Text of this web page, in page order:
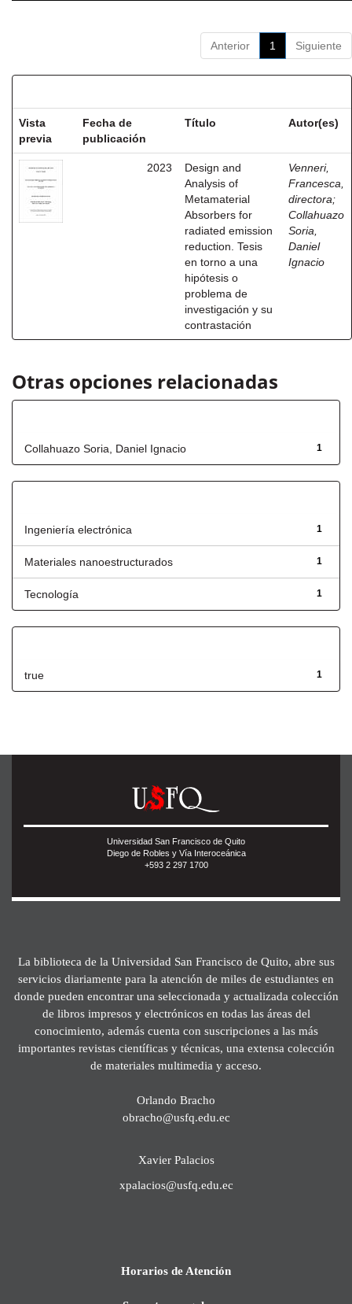
Anterior 1 Siguiente
Vista
previa
Fecha de
publicación
Título Autor(es)
2023
Design and
Analysis of
Metamaterial
Absorbers for
radiated emission
reduction. Tesis
en torno a una
hipótesis o
problema de
investigación y su
contrastación
Venneri,
Francesca,
directora;
Collahuazo
Soria,
Daniel
Ignacio
Otras opciones relacionadas
1
Collahuazo Soria, Daniel Ignacio
1
Ingeniería electrónica
1
Materiales nanoestructurados
1
Tecnología
1
true
Universidad San Francisco de Quito
Diego de Robles y Vía Interoceánica
+593 2 297 1700
La biblioteca de la Universidad San Francisco de Quito, abre sus
servicios diariamente para la atención de miles de estudiantes en
donde pueden encontrar una seleccionada y actualizada colección
de libros impresos y electrónicos en todas las áreas del
conocimiento, además cuenta con suscripciones a las más
importantes revistas científicas y técnicas, una extensa colección
de materiales multimedia y acceso.
Orlando Bracho
obracho@usfq.edu.ec
Xavier Palacios
xpalacios@usfq.edu.ec
Horarios de Atención